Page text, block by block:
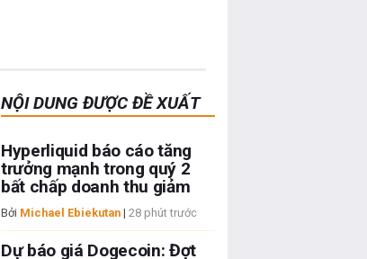
NỘI DUNG ĐƯỢC ĐỀ XUẤT
Hyperliquid báo cáo tăng
trưởng mạnh trong quý 2
bất chấp doanh thu giảm
Bởi Michael Ebiekutan| 28 phút trước
Dự báo giá Dogecoin: Đợt